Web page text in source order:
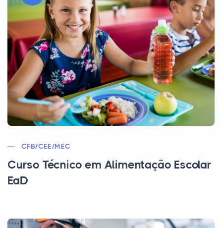
CFB/CEE/MEC
Curso Técnico em Alimentação Escolar
EaD